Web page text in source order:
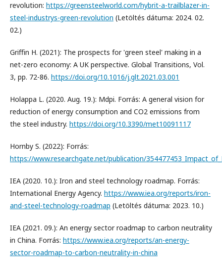
revolution: https://greensteelworld.com/hybrit-a-trailblazer-in-
steel-industrys-green-revolution (Letöltés dátuma: 2024. 02.
02.)
Griﬃn H. (2021): The prospects for 'green steel' making in a
net-zero economy: A UK perspective. Global Transitions, Vol.
3, pp. 72-86. https://doi.org/10.1016/j.glt.2021.03.001
Holappa L. (2020. Aug. 19.): Mdpi. Forrás: A general vision for
reduction of energy consumption and CO2 emissions from
the steel industry. https://doi.org/10.3390/met10091117
Hornby S. (2022): Forrás:
https://www.researchgate.net/publication/
IEA (2020. 10.): Iron and steel technology roadmap. Forrás:
International Energy Agency. https://www.iea.org/reports/iron-
and-steel-technology-roadmap (Letöltés dátuma: 2023. 10.)
IEA (2021. 09.): An energy sector roadmap to carbon neutrality
in China. Forrás: https://www.iea.org/reports/an-energy-
sector-roadmap-to-carbon-neutrality-in-china